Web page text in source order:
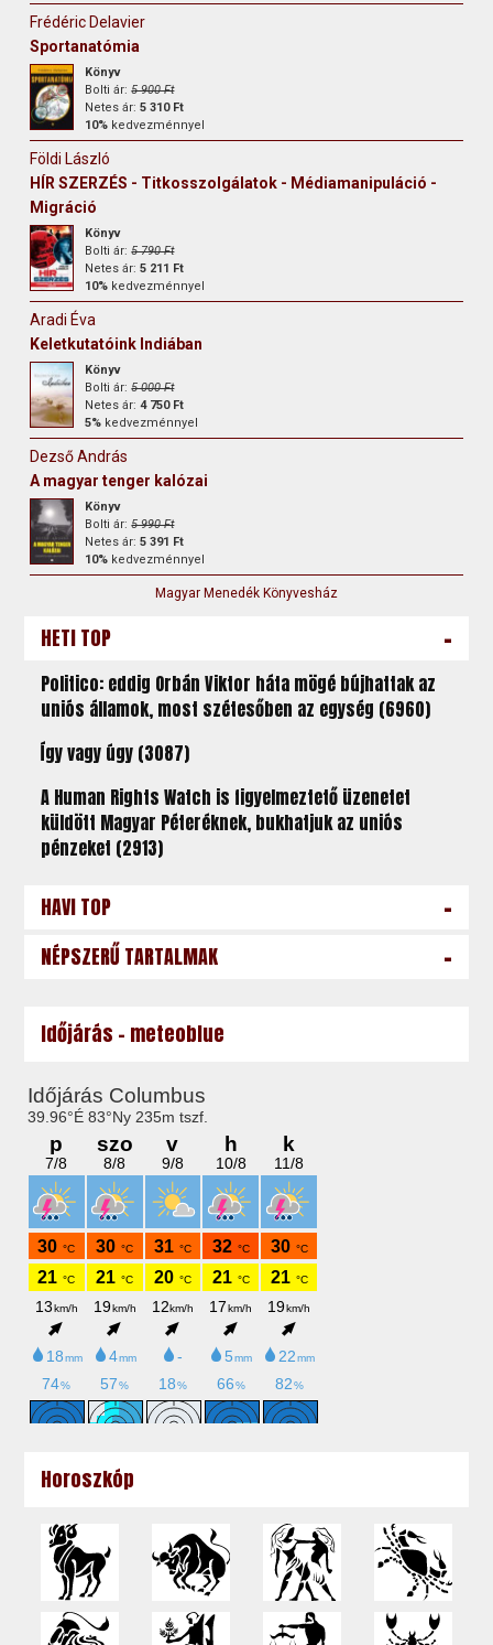
Frédéric Delavier
Sportanatómia
Könyv
Bolti ár:5 900 Ft
Netes ár:5 310 Ft
10% kedvezménnyel
Földi László
HÍR SZERZÉS - Titkosszolgálatok - Médiamanipuláció -
Migráció
Könyv
Bolti ár:5 790 Ft
Netes ár:5 211 Ft
10% kedvezménnyel
Aradi Éva
Keletkutatóink Indiában
Könyv
Bolti ár:5 000 Ft
Netes ár:4 750 Ft
5% kedvezménnyel
Dezső András
A magyar tenger kalózai
Könyv
Bolti ár:5 990 Ft
Netes ár:5 391 Ft
10% kedvezménnyel
Magyar Menedék Könyvesház
HETI TOP -
Politico: eddig Orbán Viktor háta mögé bújhattak az
uniós államok, most szétesőben az egység (6960)
Így vagy úgy (3087)
A Human Rights Watch is figyelmeztető üzenetet
küldött Magyar Péteréknek, bukhatjuk az uniós
pénzeket (2913)
HAVI TOP -
NÉPSZERŰ TARTALMAK -
Időjárás - meteoblue
Horoszkóp